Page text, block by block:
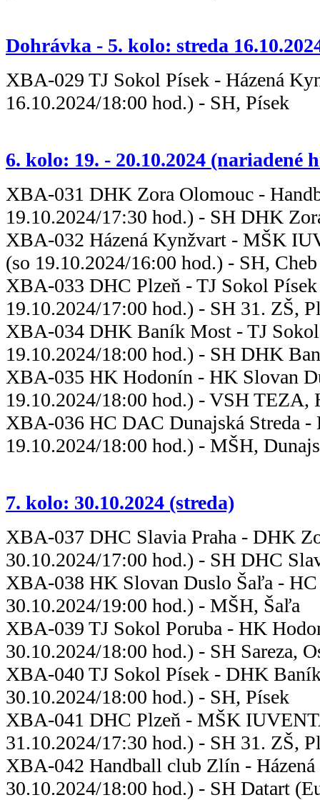
Dohrávka - 5. kolo: streda
XBA-029 TJ Sokol Písek -
16.10.2024/18:00 hod.) - SH, Písek
6. kolo: 19. - 20.10.2024 (nariadené
XBA-031 DHK Zora Olomouc -
19.10.2024/17:30 hod.) - SH DHK
XBA-032 Házená Kynžvart - MŠK
(so 19.10.2024/16:00 hod.) - SH, Cheb
XBA-033 DHC Plzeň - TJ
19.10.2024/17:00 hod.) - SH 31. ZŠ,
XBA-034 DHK Baník Most -
19.10.2024/18:00 hod.) - SH DHK
XBA-035 HK Hodonín - HK
19.10.2024/18:00 hod.) - VSH TEZA,
XBA-036 HC DAC Dunajská Streda
19.10.2024/18:00 hod.) - MŠH,
7. kolo: 30.10.2024 (streda)
XBA-037 DHC Slavia Praha -
30.10.2024/17:00 hod.) - SH DHC
XBA-038 HK Slovan Duslo Šaľa -
30.10.2024/19:00 hod.) - MŠH, Šaľa
XBA-039 TJ Sokol Poruba -
30.10.2024/18:00 hod.) - SH Sareza,
XBA-040 TJ Sokol Písek -
30.10.2024/18:00 hod.) - SH, Písek
XBA-041 DHC Plzeň - MŠK
31.10.2024/17:30 hod.) - SH 31. ZŠ,
XBA-042 Handball club Zlín -
30.10.2024/18:00 hod.) - SH Datart